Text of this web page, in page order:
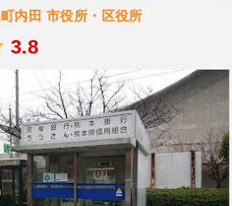
内田 市役所・区役所
3.8